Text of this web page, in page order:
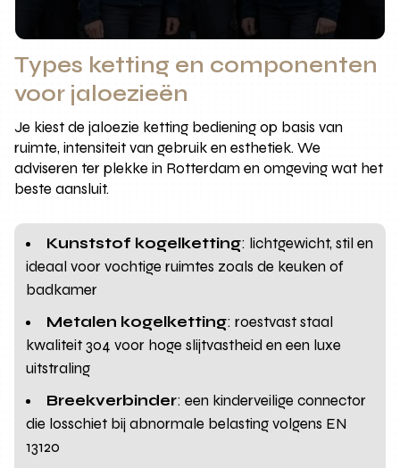
Types ketting en componenten
voor jaloezieën
Je kiest de jaloezie ketting bediening op basis van
ruimte, intensiteit van gebruik en esthetiek. We
adviseren ter plekke in Rotterdam en omgeving wat het
beste aansluit.
Kunststof kogelketting: lichtgewicht, stil en
ideaal voor vochtige ruimtes zoals de keuken of
badkamer
Metalen kogelketting: roestvast staal
kwaliteit 304 voor hoge slijtvastheid en een luxe
uitstraling
Breekverbinder: een kinderveilige connector
die losschiet bij abnormale belasting volgens EN
13120